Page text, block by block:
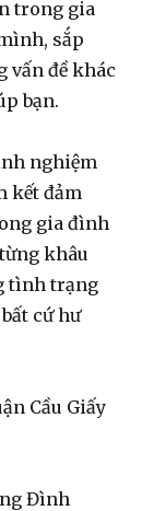
trong gia
sắp
vấn đề khác
bạn.
nghiệm
kết đảm
gia đình
khâu
tình trạng
cứ hư
Cầu Giấy
Đình